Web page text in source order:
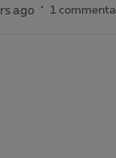
ago 1